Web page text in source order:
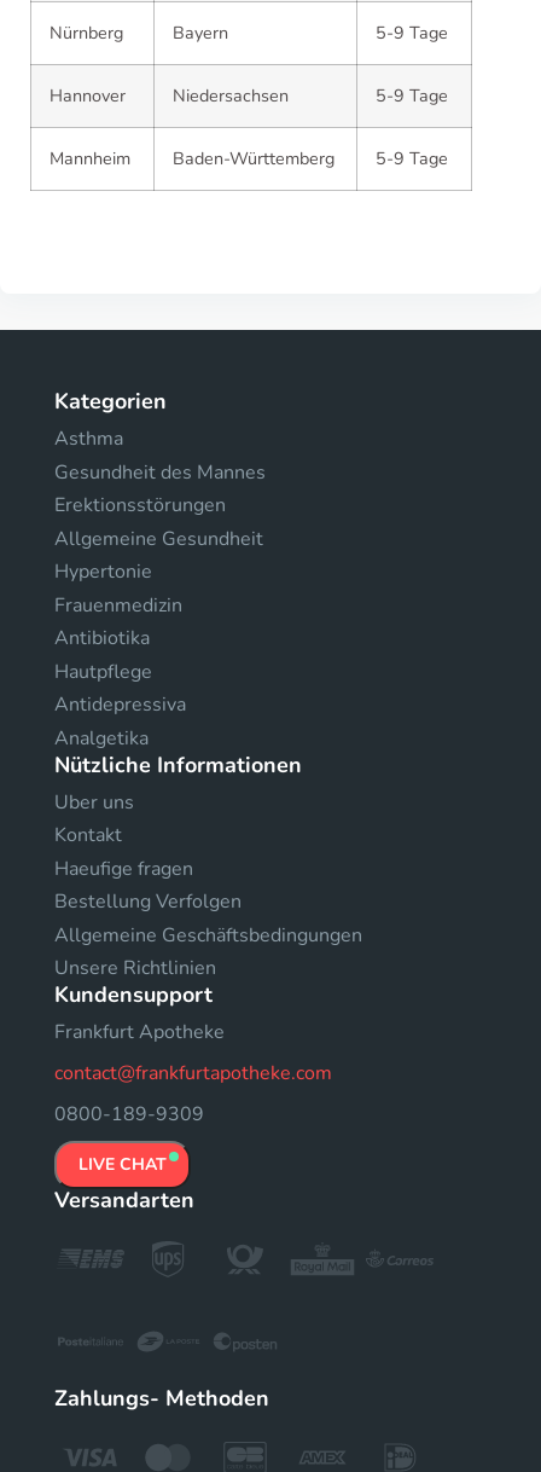
Nürnberg Bayern 5-9 Tage
Hannover Niedersachsen 5-9 Tage
Mannheim Baden-Württemberg 5-9 Tage
Kategorien
Asthma
Gesundheit des Mannes
Erektionsstörungen
Allgemeine Gesundheit
Hypertonie
Frauenmedizin
Antibiotika
Hautpflege
Antidepressiva
Analgetika
Nützliche Informationen
Uber uns
Kontakt
Haeufige fragen
Bestellung Verfolgen
Allgemeine Geschäftsbedingungen
Unsere Richtlinien
Kundensupport
Frankfurt Apotheke
contact@frankfurtapotheke.com
0800-189-9309
LIVE CHAT
Versandarten
Zahlungs- Methoden